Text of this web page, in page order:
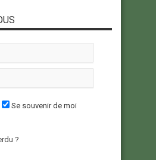
Se souvenir de moi
?